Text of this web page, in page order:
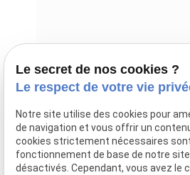
Le secret de nos cookies ?
Le respect de votre vie
Notre site utilise des cookies pour
de navigation et vous offrir un
cookies strictement nécessaires
fonctionnement de base de notre
désactivés. Cependant, vous avez le